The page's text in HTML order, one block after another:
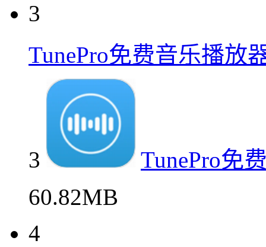
3
TunePro免费音乐播放
3
TunePro免
60.82MB
4